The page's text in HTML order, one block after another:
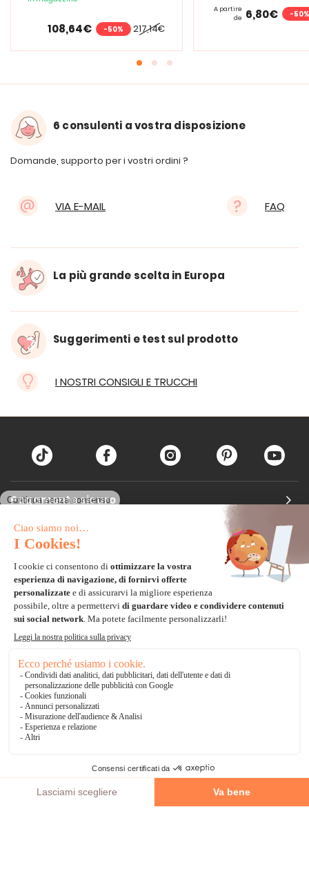
217,14€
108,64€ -50%
A partire
de 6,80€ -50%
6 consulenti a vostra disposizione
Domande, supporto per i vostri ordini ?
VIA E-MAIL FAQ
La più grande scelta in Europa
Suggerimenti e test sul prodotto
I NOSTRI CONSIGLI E TRUCCHI
Pagamento sicuro
Carta di credito
Paypal
Bonifico Bancario
3 volte senza tasse
*Soluzioni di consegna
Delivengo Domicilio Internazionale